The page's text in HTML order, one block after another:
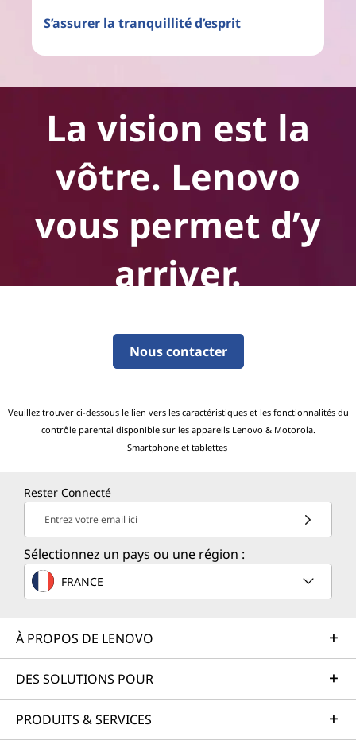
S’assurer la tranquillité d’esprit
La vision est la
vôtre. Lenovo
vous permet d’y
arriver.
Nous contacter
Veuillez trouver ci-dessous le lien vers les caractéristiques et les fonctionnalités du
contrôle parental disponible sur les appareils Lenovo & Motorola.
Smartphoneet tablettes
Rester Connecté
Entrez votre email ici
Sélectionnez un pays ou une région :
FRANCE
À PROPOS DE LENOVO
DES SOLUTIONS POUR
PRODUITS & SERVICES